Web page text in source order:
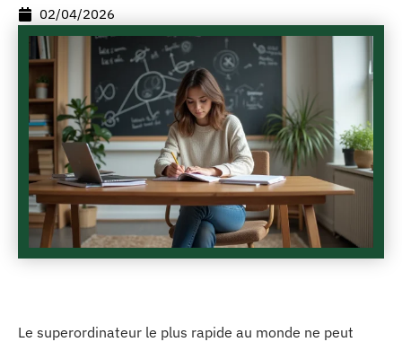
02/04/2026
Le superordinateur le plus rapide au monde ne peut